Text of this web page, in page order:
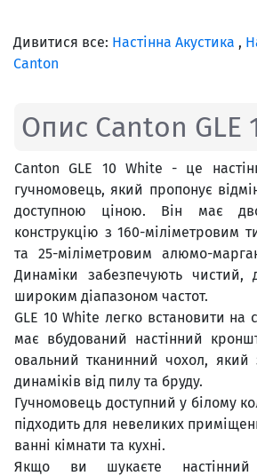
Дивитися все: Настінна Акустика ,
Canton
Опис Canton GLE
Canton GLE 10 White - це
гучномовець, який пропонує
доступною ціною. Він має
конструкцію з 160-міліметровим
та 25-міліметровим алюмо-
Динаміки забезпечують чистий,
широким діапазоном частот.
GLE 10 White легко встановити на
має вбудований настінний
овальний тканинний чохол, який
динаміків від пилу та бруду.
Гучномовець доступний у білому
підходить для невеликих
ванні кімнати та кухні.
Якщо ви шукаєте